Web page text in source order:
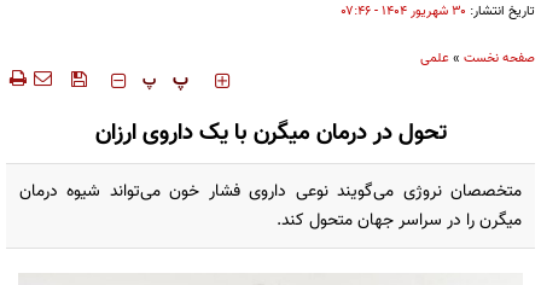
تاریخ انتشار: ۳۰ شهريور ۱۴۰۴ - ۰۷:۴۶
صفحه نخست »علمی
‍‍‍ پ پ
تحول در درمان میگرن با یک داروی ارزان‌
متخصصان نروژی می‌گویند نوعی داروی فشار خون می‌تواند شیوه درمان
میگرن را در سراسر جهان متحول کند.